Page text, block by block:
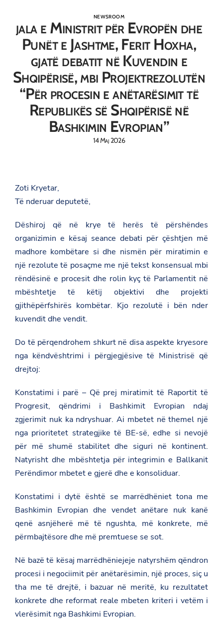
NEWSROOM
jala e Ministrit për Evropën dhe
Punët e Jashtme, Ferit Hoxha,
gjatë debatit në Kuvendin e
Shqipërisë, mbi Projektrezolutën
“Për procesin e anëtarësimit të
Republikës së Shqipërisë në
Bashkimin Evropian”
14 Maj 2026
Zoti Kryetar,
Të nderuar deputetë,
Dëshiroj që në krye të herës të përshëndes
organizimin e kësaj seance debati për çështjen më
madhore kombëtare si dhe nismën për miratimin e
një rezolute të posaçme me një tekst konsensual mbi
rëndësinë e procesit dhe rolin kyç të Parlamentit në
mbështetje të këtij objektivi dhe projekti
gjithëpërfshirës kombëtar. Kjo rezolutë i bën nder
kuvendit dhe vendit.
Do të përqendrohem shkurt në disa aspekte kryesore
nga këndvështrimi i përgjegjësive të Ministrisë që
drejtoj:
Konstatimi i parë – Që prej miratimit të Raportit të
Progresit, qëndrimi i Bashkimit Evropian ndaj
zgjerimit nuk ka ndryshuar. Ai mbetet në themel një
nga prioritetet strategjike të BE-së, edhe si nevojë
për më shumë stabilitet dhe siguri në kontinent.
Natyrisht dhe mbështetja për integrimin e Ballkanit
Perëndimor mbetet e gjerë dhe e konsoliduar.
Konstatimi i dytë është se marrëdhëniet tona me
Bashkimin Evropian dhe vendet anëtare nuk kanë
qenë asnjëherë më të ngushta, më konkrete, më
përmbajtësore dhe më premtuese se sot.
Në bazë të kësaj marrëdhëniejeje natyrshëm qëndron
procesi i negociimit për anëtarësimin, një proces, siç u
tha me të drejtë, i bazuar në meritë, ku rezultatet
konkrete dhe reformat reale mbeten kriteri i vetëm i
vlerësimit nga Bashkimi Evropian.